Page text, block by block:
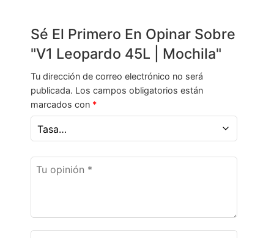
Sé El Primero En Opinar Sobre
"V1 Leopardo 45L | Mochila"
Tu dirección de correo electrónico no será
publicada. Los campos obligatorios están
marcados con *